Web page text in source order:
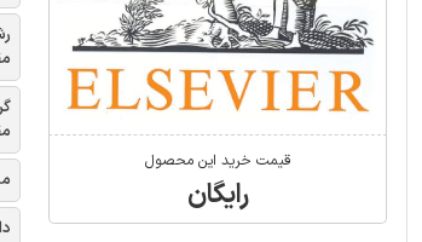
قیمت خرید این محصول
رایگان